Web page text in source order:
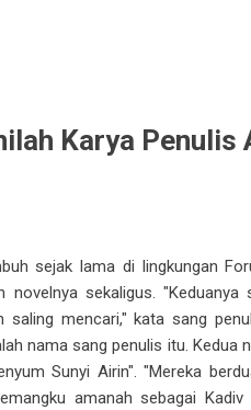
Karya Penulis
sejak lama di lingkungan
novelnya sekaligus.
saling mencari," kata sang
nama sang penulis itu. Kedua
Sunyi Airin". "Mereka
amanah sebagai